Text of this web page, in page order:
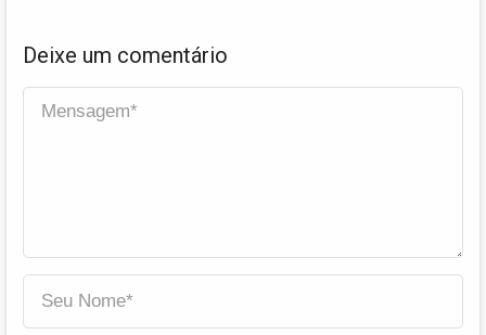
Deixe um comentário